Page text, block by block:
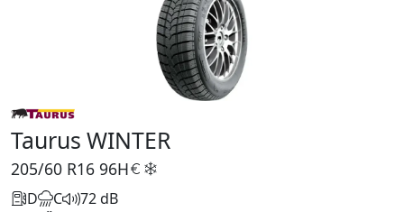
Taurus WINTER
205/60 R16 96H
D C 72 dB